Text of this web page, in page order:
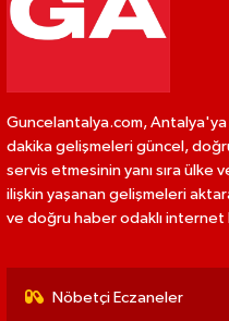
Guncelantalya.com, Antalya'ya
dakika gelişmeleri güncel,
servis etmesinin yanı sıra ülke
ilişkin yaşanan gelişmeleri
ve doğru haber odaklı internet
Nöbetçi Eczaneler